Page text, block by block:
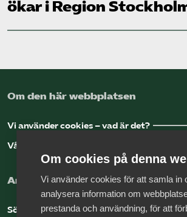
ökar i Region
Om den här webbplatsen
Vi använder cookies – vad är det?
Vår dataskyddspolicy
Arbeta hos Vårdföretagarna?
Sök jobb hos oss
Om cookies på denna
Vi använder cookies för att samla in
analysera information om
prestanda och användning, för att